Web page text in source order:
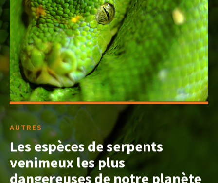
AUTRES
Les espèces de serpents
venimeux les plus
dangereuses de notre planète